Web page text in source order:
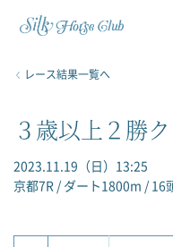
レース結果一覧へ
３歳以上２勝
2023.11.19（日）13:25
京都7R / ダート1800m / 16